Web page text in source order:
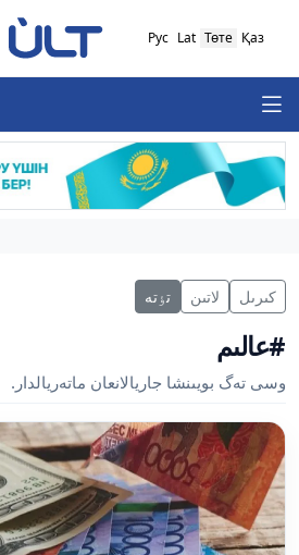
Қаз
Төте
Lat
Рус
كىرىل لاتىن تٶتە
#عالىم
وسى تەگ بويىنشا جاريالانعان ماتەريالدار.